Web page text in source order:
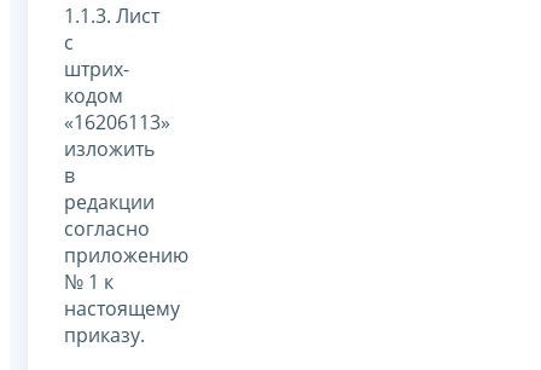
1.1.3. Лист
с
штрих-
кодом
«16206113»
изложить
в
редакции
согласно
приложению
№ 1 к
настоящему
приказу.